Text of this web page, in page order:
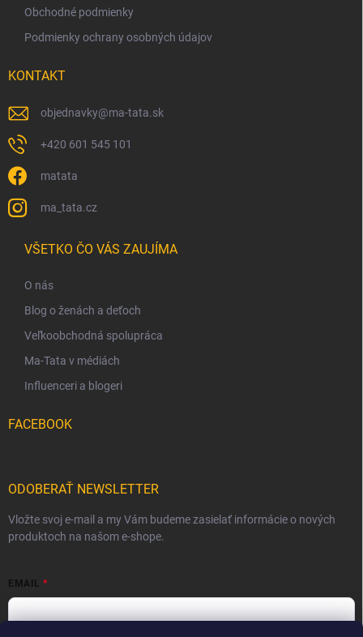
Obchodné podmienky
Podmienky ochrany osobných údajov
KONTAKT
objednavky@ma-tata.sk
+420 601 545 101
matata
ma_tata.cz
VŠETKO ČO VÁS ZAUJÍMA
O nás
Blog o ženách a deťoch
Veľkoobchodná spolupráca
Ma-Tata v médiách
Influenceri a blogeri
FACEBOOK
ODOBERAŤ NEWSLETTER
Vložte svoj e-mail a my Vám budeme zasielať informácie o nových
produktoch na našom e-shope.
EMAIL